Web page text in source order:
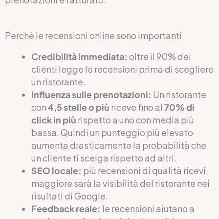
Perchè le recensioni online sono importanti
Credibilità immediata: oltre il 90% dei
clienti legge le recensioni prima di scegliere
un ristorante.
Influenza sulle prenotazioni: Un ristorante
con4,5 stelle o più riceve fino al 70% di
click in più rispetto a uno con media più
bassa. Quindi un punteggio più elevato
aumenta drasticamente la probabilità che
un cliente ti scelga rispetto ad altri.
SEO locale: più recensioni di qualità ricevi,
maggiore sarà la visibilità del ristorante nei
risultati di Google.
Feedback reale: le recensioni aiutano a